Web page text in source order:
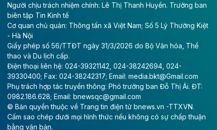
(ACV) vừa lập kỷ lục mới về lợi nhuận trong quý
II/2026.
Theo baodautu.vn
Vinaconex lập đỉnh doanh thu
Tổng CTCP Xuất nhập khẩu và Xây dựng Việt Nam
(Vinaconex) đã khép lại nửa đầu năm với doanh thu
thuần gần 7.268 tỷ đồng, tăng 4% so với cùng kỳ và
cũng là mức cao nhất lịch sử hoạt động của doanh
nghiệp.
Người chịu trách nhiệm chính: Lê Thị Thanh Huyền. Trưởng ban
biên tập Tin Kinh tế
Cơ quan chủ quản: Thông tấn xã Việt Nam; Số 5 Lý Thường Kiệt
- Hà Nội
Giấy phép số 56/TTĐT ngày 31/3/2026 do Bộ Văn hóa, Thể
thao và Du lịch cấp.
Điện thoại liên hệ: 024-39321142, 024-38242694, 024-
39330400; Fax: 024-38242317; Email: media.bkt@Gmail.com
Phụ trách hợp tác truyền thông: Phó trưởng ban Đỗ Thị Ái. ĐT:
0982.186.628; Email: bnewsqc@gmail.com
© Bản quyền thuộc về Trang tin điện tử bnews.vn -TTXVN.
Cấm sao chép dưới mọi hình thức nếu không có sự chấp thuận
bằng văn bản.